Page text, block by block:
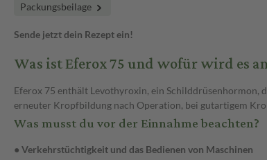
Packungsbeilage
Sende jetzt dein Rezept ein!
Was ist Eferox 75 und wofür wird es
Eferox 75 enthält Levothyroxin, ein Schilddrüsenhormon,
erneuter Kropfbildung nach Operation, bei gutartigem
Was musst du vor der Einnahme beachten?
● Verkehrstüchtigkeit und das Bedienen von Maschinen